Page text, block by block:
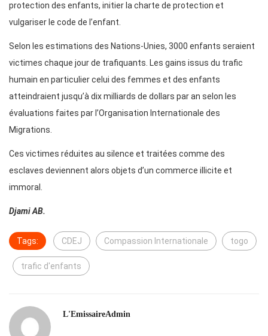
protection des enfants, initier la charte de protection et
vulgariser le code de l’enfant.
Selon les estimations des Nations-Unies, 3000 enfants seraient
victimes chaque jour de trafiquants. Les gains issus du trafic
humain en particulier celui des femmes et des enfants
atteindraient jusqu’à dix milliards de dollars par an selon les
évaluations faites par l’Organisation Internationale des
Migrations.
Ces victimes réduites au silence et traitées comme des
esclaves deviennent alors objets d’un commerce illicite et
immoral.
Djami AB.
Tags: CDEJ Compassion Internationale togo
trafic d'enfants
L'EmissaireAdmin